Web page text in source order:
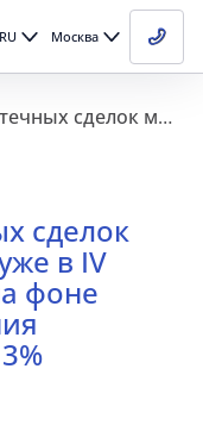
RU Москва
Количество ипотечных сделок может пойти на спад уже в IV квартале этого года на фоне очередного повышения ключевой ставки до 13%
сделок
в IV
фоне